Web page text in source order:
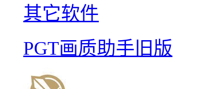
其它软件
PGT画质助手旧版